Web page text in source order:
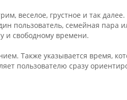
веселое, грустное и так
пользователь, семейная
и свободному времени.
Также указывается время,
пользователю сразу